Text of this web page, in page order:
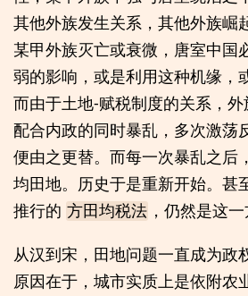
其他外族发生关系，其他外族崛
某甲外族灭亡或衰微，唐室中国
弱的影响，或是利用这种机缘，
而由于土地-赋税制度的关系，
配合内政的同时暴乱，多次激荡
便由之更替。而每一次暴乱之后
均田地。历史于是重新开始。甚
推行的 方田均税法 ，仍然是这
从汉到宋，田地问题一直成为政
原因在于，城市实质上是依附农